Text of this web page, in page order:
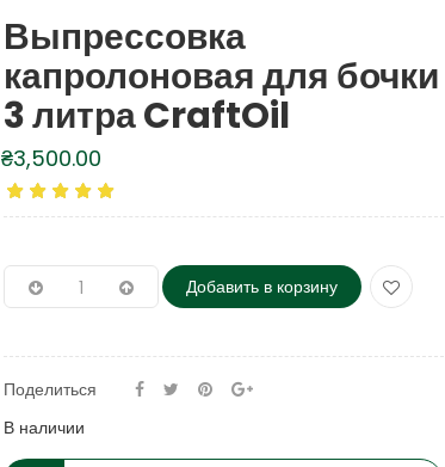
Выпрессовка
капролоновая для бочки
3 литра CraftOil
₴3,500.00
Добавить в корзину
Поделиться
В наличии